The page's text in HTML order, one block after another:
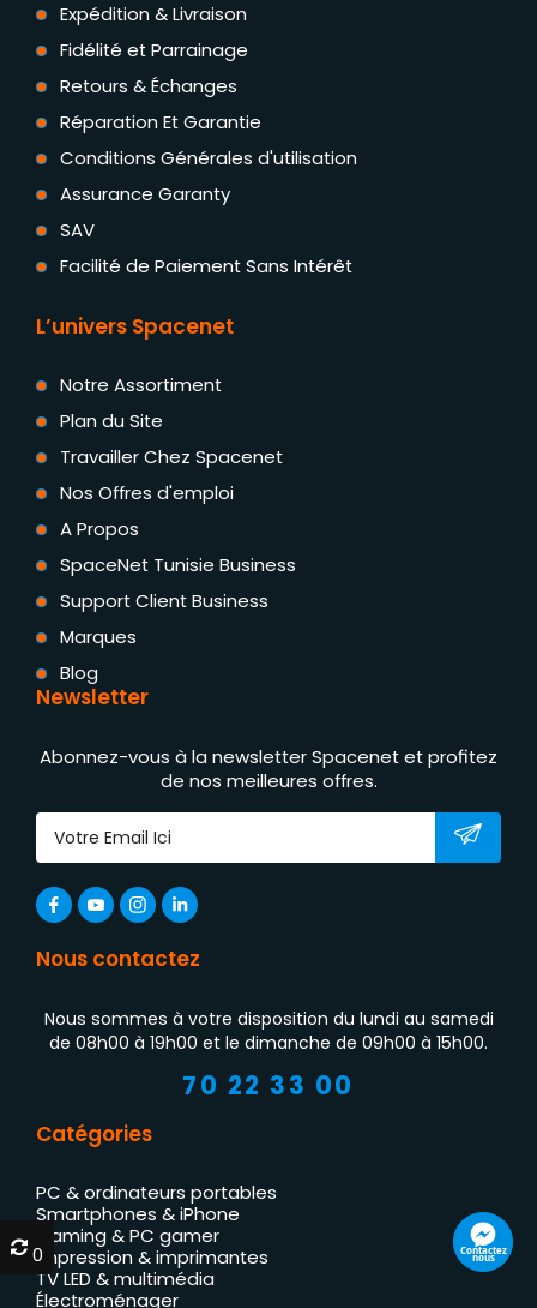
Expédition & Livraison
Fidélité et Parrainage
Retours & Échanges
Réparation Et Garantie
Conditions Générales d'utilisation
Assurance Garanty
SAV
Facilité de Paiement Sans Intérêt
L’univers Spacenet
Notre Assortiment
Plan du Site
Travailler Chez Spacenet
Nos Offres d'emploi
A Propos
SpaceNet Tunisie Business
Support Client Business
Marques
Blog
Newsletter
Abonnez-vous à la newsletter Spacenet et profitez
de nos meilleures offres.
Nous contactez
Nous sommes à votre disposition du lundi au samedi
de 08h00 à 19h00 et le dimanche de 09h00 à 15h00.
70 22 33 00
Catégories
PC & ordinateurs portables
Smartphones & iPhone
Gaming & PC gamer
Impression & imprimantes
TV LED & multimédia
Électroménager
Contactez
nous
0
0